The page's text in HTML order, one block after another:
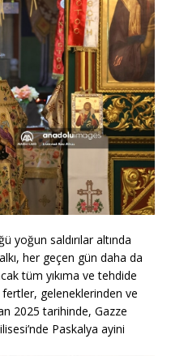
yoğun saldırılar altında
her geçen gün daha da
tüm yıkıma ve tehdide
geleneklerinden ve
2025 tarihinde, Gazze
Paskalya ayini